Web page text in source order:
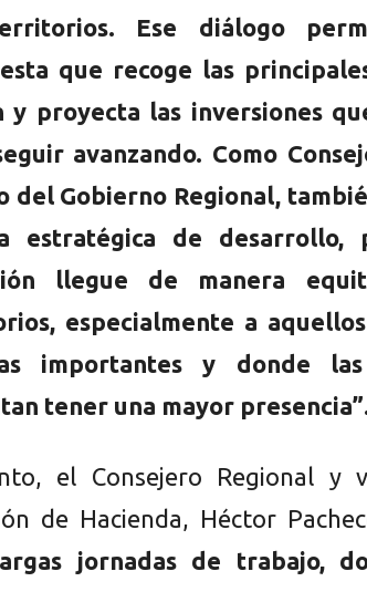
Ese diálogo
que recoge las
y proyecta las inversiones
avanzando. Como
del Gobierno Regional,
estratégica de desarrollo,
llegue de manera
especialmente a
importantes y donde
tener una mayor
el Consejero Regional y
de Hacienda, Héctor
jornadas de trabajo,